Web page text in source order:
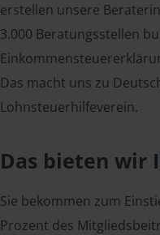
erstellen unsere
3.000 Beratungsstellen
Das macht uns zu
Lohnsteuerhilfeverein.
Das bieten wir
Sie bekommen zum
Prozent des